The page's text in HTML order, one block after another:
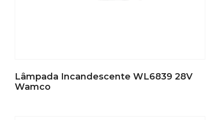
Lâmpada Incandescente WL6839 28V
Wamco